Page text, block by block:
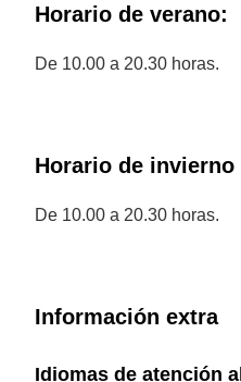
Horario de verano:
De 10.00 a 20.30 horas.
Horario de invierno
De 10.00 a 20.30 horas.
Información extra
Idiomas de atención